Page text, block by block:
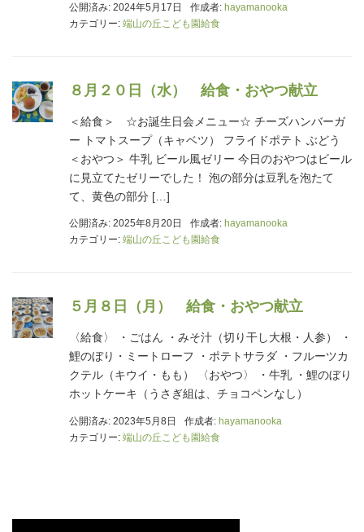
公開済み: 2024年5月17日 作成者: hayamanooka
カテゴリー: 端山の丘こども園給食
８月２０日（水） 給食・おやつ献立
＜給食＞ ☆お誕生日会メニュー☆ チーズハンバーガ
ー トマトスープ（キャベツ） フライドポテト ぶどう
＜おやつ＞ 牛乳 ビール風ゼリー 今日のおやつはビール
に見立てたゼリーでした！ 泡の部分は豆乳を泡たて
て、黄色の部分 […]
公開済み: 2025年8月20日 作成者: hayamanooka
カテゴリー: 端山の丘こども園給食
５月８日（月） 給食・おやつ献立
〈給食〉 ・ごはん ・みそ汁（切り干し大根・人参） ・
鯉のぼり・ミートローフ ・ポテトサラダ ・フルーツカ
クテル（キウイ・もも） 〈おやつ〉 ・牛乳 ・鯉のぼり
ホットケーキ（うさぎ組は、チョコペンなし）
公開済み: 2023年5月8日 作成者: hayamanooka
カテゴリー: 端山の丘こども園給食